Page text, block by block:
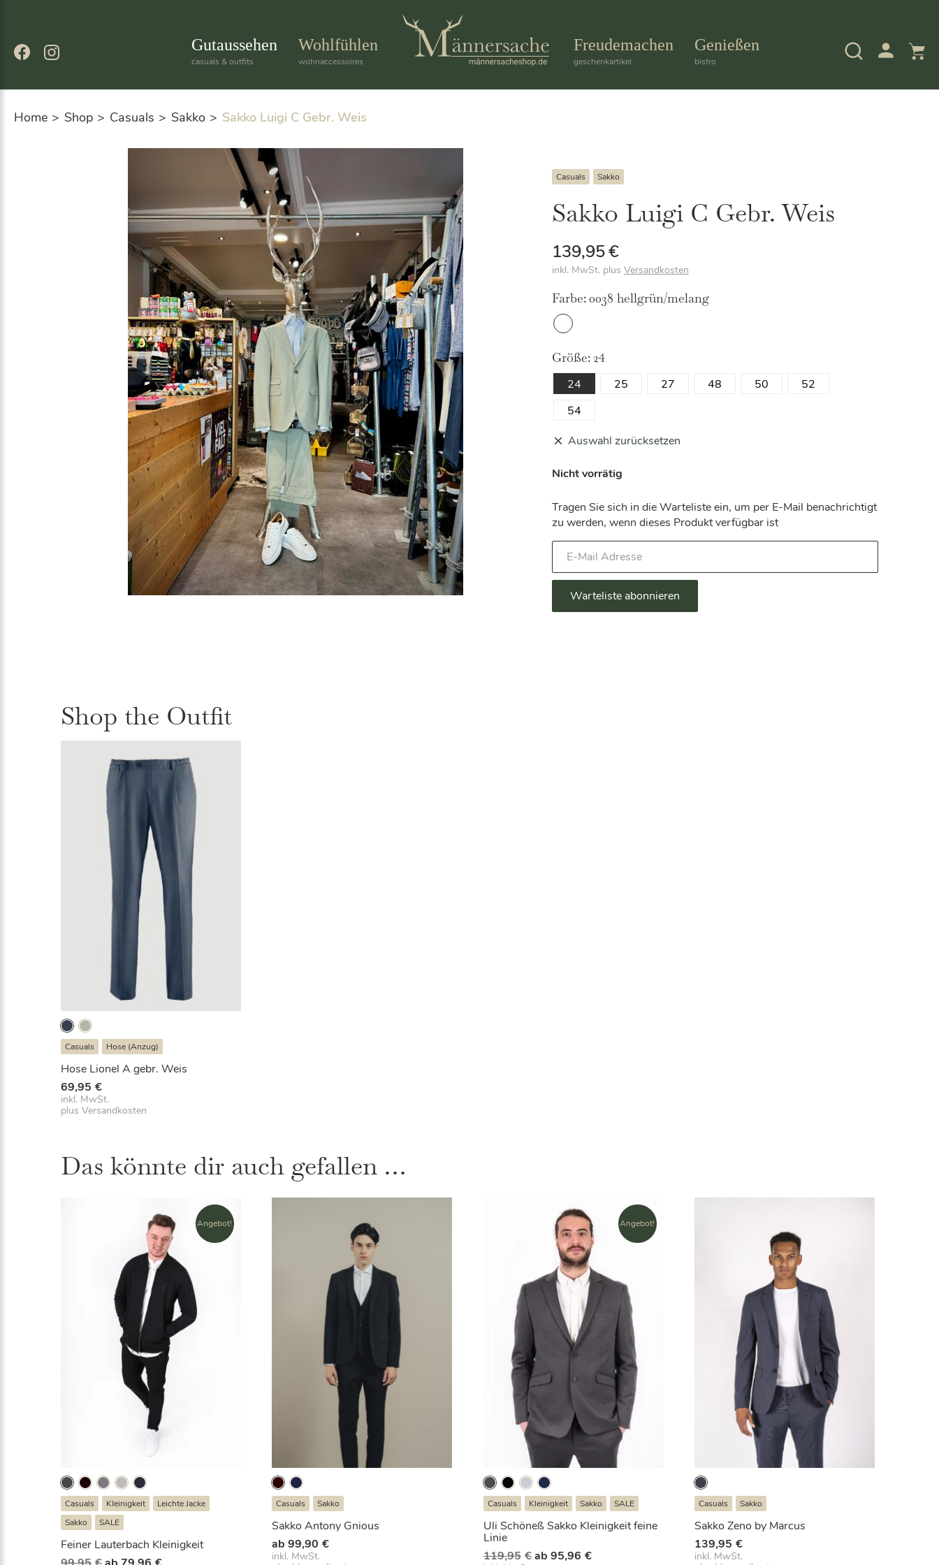
Gutaussehen
casuals & outfits
Wohlfühlen
wohnaccessoires
Freudemachen
geschenkartikel
Genießen
bistro
Home Shop Casuals Sakko Sakko Luigi C Gebr. Weis
Casuals Sakko
Sakko Luigi C Gebr. Weis
139,95€
inkl. MwSt. plus Versandkosten
Farbe:0038 hellgrün/melang
0038
Größe:24
24 25 27 48 50
52
54
Auswahl zurücksetzen
Nicht vorrätig
Tragen Sie sich in die Warteliste ein, um per E-Mail benachrichtigt
zu werden, wenn dieses Produkt verfügbar ist
Ihre
Mail-
Warteliste abonnieren
Shop the Outfit
Casuals Hose (Anzug)
Hose Lionel A gebr. Weis
69,95 €
inkl. MwSt.
plus Versandkosten
Das könnte dir auch gefallen …
Angebot!
Casuals Kleinigkeit
Leichte Jacke
Sakko
SALE
Feiner Lauterbach Kleinigkeit
Casuals Sakko
Sakko Antony Gnious
ab99,90 €
inkl. MwSt.
Angebot!
Casuals Kleinigkeit Sakko SALE
Uli Schöneß Sakko Kleinigkeit feine
Linie
119,95 €Ursprünglicher
ab 95,96 €Aktueller
Casuals Sakko
Sakko Zeno by Marcus
139,95 €
inkl. MwSt.